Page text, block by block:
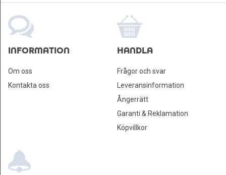
INFORMATION
Om oss
Kontakta oss
HANDLA
Frågor och svar
Leveransinformation
Ångerrätt
Garanti & Reklamation
Köpvillkor